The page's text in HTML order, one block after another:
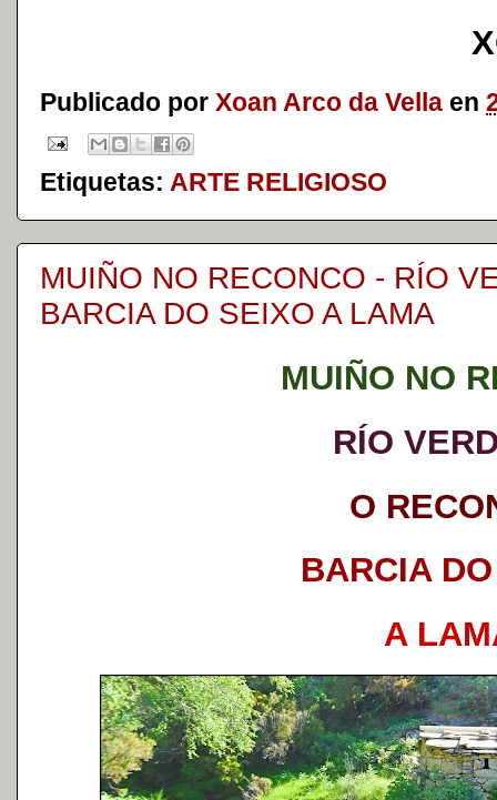
Publicado por Xoan Arco da Vella en
Etiquetas: ARTE RELIGIOSO
MUIÑO NO RECONCO - RÍO
BARCIA DO SEIXO A LAMA
MUIÑO NO
RÍO
O
BARCIA
A